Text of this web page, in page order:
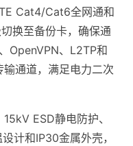
Cat4/Cat6全网通和
换至备份卡，确保通
OpenVPN、L2TP和
通道，满足电力二次
ESD静电防护、
和IP30金属外壳，